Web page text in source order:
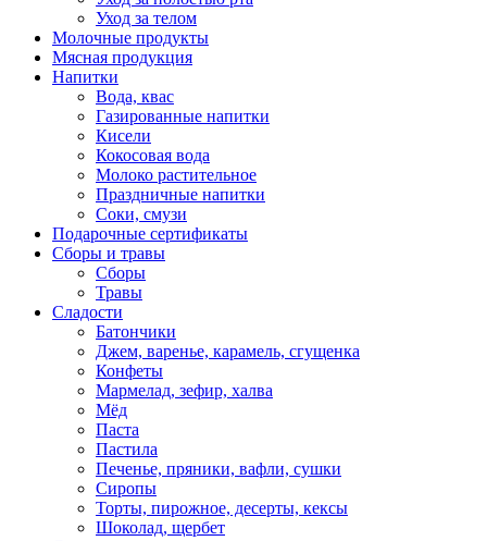
Уход за телом
Молочные продукты
Мясная продукция
Напитки
Вода, квас
Газированные напитки
Кисели
Кокосовая вода
Молоко растительное
Праздничные напитки
Соки, смузи
Подарочные сертификаты
Сборы и травы
Сборы
Травы
Сладости
Батончики
Джем, варенье, карамель, сгущенка
Конфеты
Мармелад, зефир, халва
Мёд
Паста
Пастила
Печенье, пряники, вафли, сушки
Сиропы
Торты, пирожное, десерты, кексы
Шоколад, щербет